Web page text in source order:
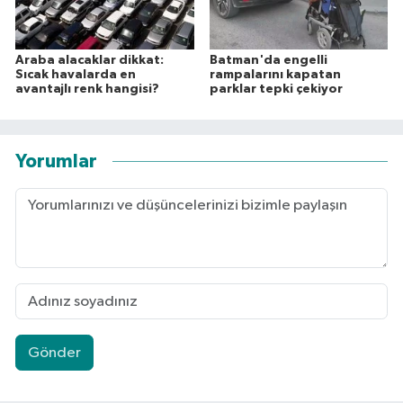
Araba alacaklar dikkat:
Sıcak havalarda en
avantajlı renk hangisi?
Batman'da engelli
rampalarını kapatan
parklar tepki çekiyor
Yorumlar
Gönder